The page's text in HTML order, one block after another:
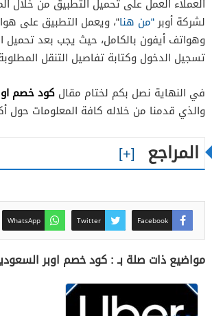
العملاء العمل على تحميل التطبيق من خلال
لشركة أوبر“من هنا“، ويعمل التطبيق على
وهواتف أيفون بالكامل، حيث يجب بعد تحميل
تسجيل الدخول وكتابة تفاصيل التنقل
في النهاية نصل بكم لختام مقال كود خصم اوبر
والذي قدمنا من خلاله كافة المعلومات حول
المراجع
Facebook
Twitter
WhatsApp
مواضيع ذات صلة بـ : كود خصم اوبر السعودية